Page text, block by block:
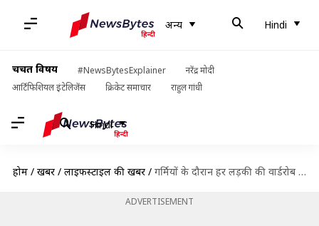
अन्य Hindi
चर्चित विषय #NewsBytesExplainer
नरेंद्र मोदी
आर्टिफिशियल इंटेलिजेंस
क्रिकेट समाचार राहुल गांधी
Hindi
होम / खबरें / लाइफस्टाइल की खबरें / गर्मियों के दौरान हर लड़की की वार्डरोब में होने चाहिए ये पांच तरह के कपड़े
ADVERTISEMENT